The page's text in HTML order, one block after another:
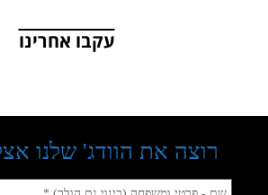
עקבו אחרינו